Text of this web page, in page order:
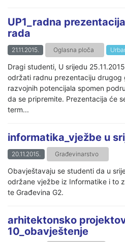
UP1_radna
rada
21.11.2015. Oglasna ploča
Dragi studenti, U srijedu
održati radnu prezentaciju
razvojnih potencijala spomen
da se pripremite. Prezentacija će
term...
informatika_vježbe u
20.11.2015. Građevinarstvo
Obavještavaju se studenti da u
održane vježbe iz Informatike i to
te Građevina G2.
arhitektonsko
10_obavještenje